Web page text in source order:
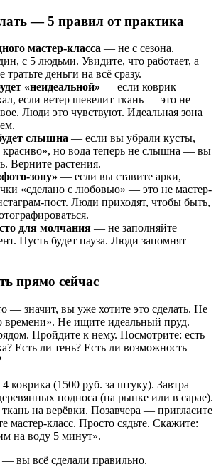
— 5 правил от практика
мастер-класса — не с сезона.
с 5 людьми. Увидите, что работает, а
деньги на всё сразу.
«неидеальной» — если коврик
если ветер шевелит ткань — это не
Люди это чувствуют. Идеальная зона
слышна — если вы убрали кусты,
но вода теперь не слышна — вы
Верните растения.
зону» — если вы ставите арки,
«сделано с любовью» — это не мастер-
пост. Люди приходят, чтобы быть,
для молчания — не заполняйте
Пусть будет пауза. Люди запомнят
прямо сейчас
— значит, вы уже хотите это сделать. Не
времени». Не ищите идеальный пруд.
Пройдите к нему. Посмотрите: есть
Есть ли тень? Есть ли возможность
коврика (1500 руб. за штуку). Завтра —
подноса (на рынке или в сарае).
на верёвки. Позавчера — пригласите
мастер-класс. Просто сядьте. Скажите:
на воду 5 минут».
вы всё сделали правильно.